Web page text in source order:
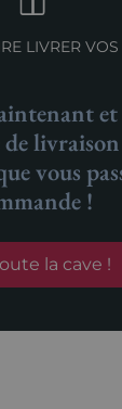
LIVRER
vous
!
la cave !